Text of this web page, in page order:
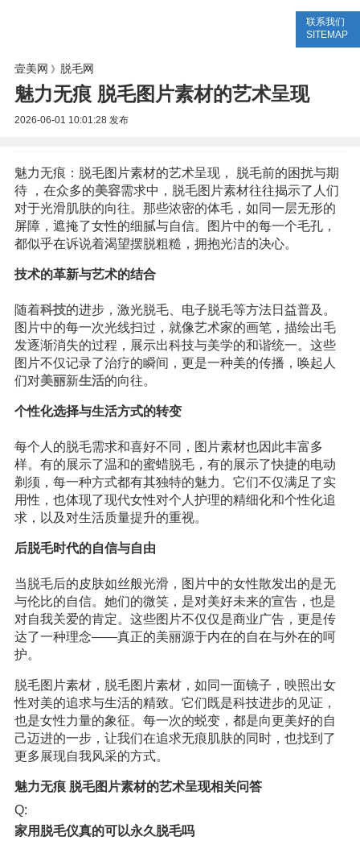
联系我们
SITEMAP
壹美网 》 脱毛网
魅力无痕 脱毛图片素材的艺术呈现
2026-06-01 10:01:28发布
魅力无痕：脱毛图片素材的艺术呈现， 脱毛前的困扰与期
待 ，在众多的美容需求中，脱毛图片素材往往揭示了人们
对于光滑肌肤的向往。那些浓密的体毛，如同一层无形的
屏障，遮掩了女性的细腻与自信。图片中的每一个毛孔，
都似乎在诉说着渴望摆脱粗糙，拥抱光洁的决心。
技术的革新与艺术的结合
随着科技的进步，激光脱毛、电子脱毛等方法日益普及。
图片中的每一次光线扫过，就像艺术家的画笔，描绘出毛
发逐渐消失的过程，展示出科技与美学的和谐统一。这些
图片不仅记录了治疗的瞬间，更是一种美的传播，唤起人
们对美丽新生活的向往。
个性化选择与生活方式的转变
每个人的脱毛需求和喜好不同，图片素材也因此丰富多
样。有的展示了温和的蜜蜡脱毛，有的展示了快捷的电动
剃须，每一种方式都有其独特的魅力。它们不仅满足了实
用性，也体现了现代女性对个人护理的精细化和个性化追
求，以及对生活质量提升的重视。
后脱毛时代的自信与自由
当脱毛后的皮肤如丝般光滑，图片中的女性散发出的是无
与伦比的自信。她们的微笑，是对美好未来的宣告，也是
对自我关爱的肯定。这些图片不仅仅是商业广告，更是传
达了一种理念——真正的美丽源于内在的自在与外在的呵
护。
脱毛图片素材，脱毛图片素材，如同一面镜子，映照出女
性对美的追求与生活的精致。它们既是科技进步的见证，
也是女性力量的象征。每一次的蜕变，都是向更美好的自
己迈进的一步，让我们在追求无痕肌肤的同时，也找到了
更多展现自我风采的方式。
魅力无痕 脱毛图片素材的艺术呈现相关问答
Q:
家用脱毛仪真的可以永久脱毛吗